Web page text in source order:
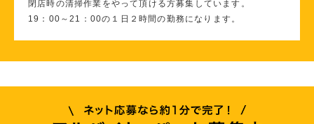
閉店時の清掃作業をやって頂ける方募集しています。
19：00～21：00の１日２時間の勤務になります。